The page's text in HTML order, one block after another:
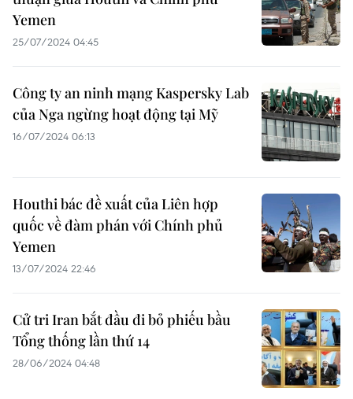
Yemen
25/07/2024 04:45
Công ty an ninh mạng Kaspersky Lab
của Nga ngừng hoạt động tại Mỹ
16/07/2024 06:13
Houthi bác đề xuất của Liên hợp
quốc về đàm phán với Chính phủ
Yemen
13/07/2024 22:46
Cử tri Iran bắt đầu đi bỏ phiếu bầu
Tổng thống lần thứ 14
28/06/2024 04:48